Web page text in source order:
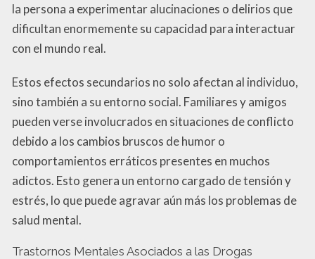
la persona a experimentar alucinaciones o delirios que
dificultan enormemente su capacidad para interactuar
con el mundo real.
Estos efectos secundarios no solo afectan al individuo,
sino también a su entorno social. Familiares y amigos
pueden verse involucrados en situaciones de conflicto
debido a los cambios bruscos de humor o
comportamientos erráticos presentes en muchos
adictos. Esto genera un entorno cargado de tensión y
estrés, lo que puede agravar aún más los problemas de
salud mental.
Trastornos Mentales Asociados a las Drogas